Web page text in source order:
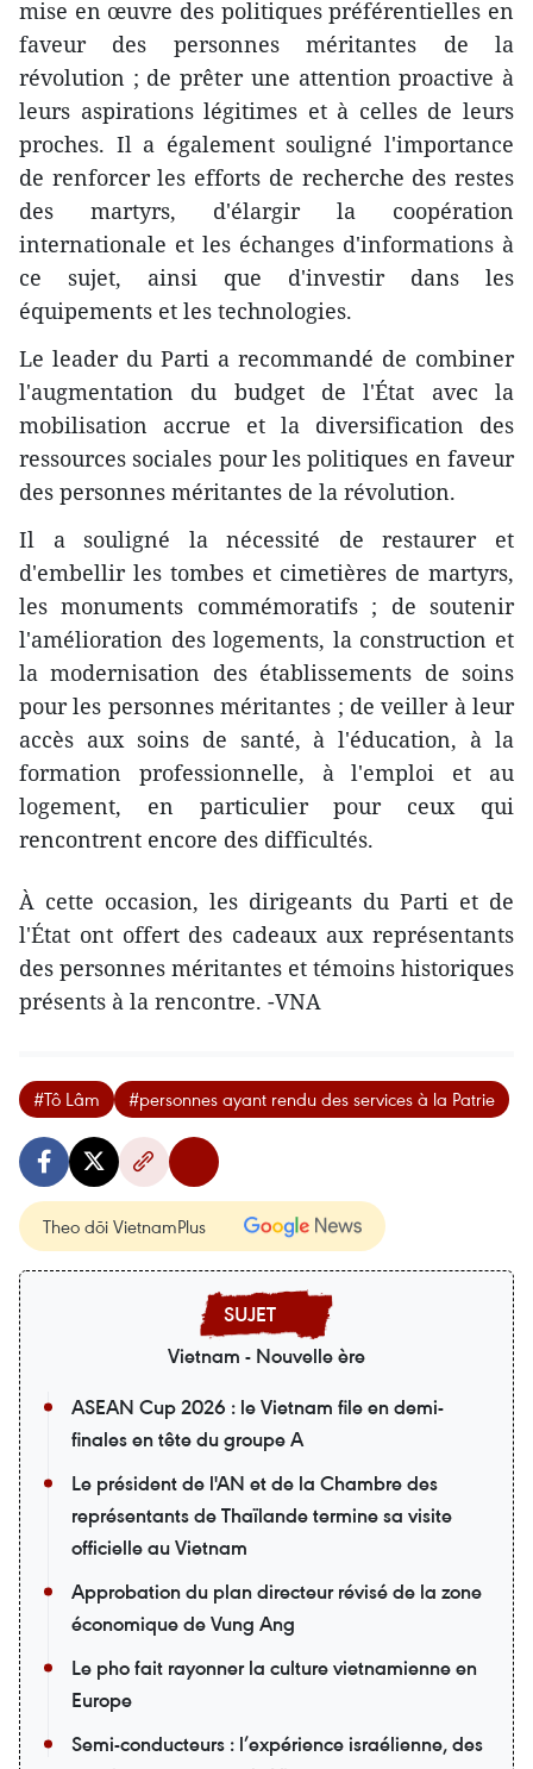
mise en œuvre des politiques préférentielles en
faveur des personnes méritantes de la
révolution ; de prêter une attention proactive à
leurs aspirations légitimes et à celles de leurs
proches. Il a également souligné l'importance
de renforcer les efforts de recherche des restes
des martyrs, d'élargir la coopération
internationale et les échanges d'informations à
ce sujet, ainsi que d'investir dans les
équipements et les technologies.
Le leader du Parti a recommandé de combiner
l'augmentation du budget de l'État avec la
mobilisation accrue et la diversification des
ressources sociales pour les politiques en faveur
des personnes méritantes de la révolution.
Il a souligné la nécessité de restaurer et
d'embellir les tombes et cimetières de martyrs,
les monuments commémoratifs ; de soutenir
l'amélioration des logements, la construction et
la modernisation des établissements de soins
pour les personnes méritantes ; de veiller à leur
accès aux soins de santé, à l'éducation, à la
formation professionnelle, à l'emploi et au
logement, en particulier pour ceux qui
rencontrent encore des difficultés.
À cette occasion, les dirigeants du Parti et de
l'État ont offert des cadeaux aux représentants
des personnes méritantes et témoins historiques
présents à la rencontre. -VNA
#Tô Lâm #personnes ayant rendu des services à la Patrie
Theo dõi VietnamPlus
Vietnam - Nouvelle ère
ASEAN Cup 2026 : le Vietnam file en demi-
finales en tête du groupe A
Le président de l'AN et de la Chambre des
représentants de Thaïlande termine sa visite
officielle au Vietnam
Approbation du plan directeur révisé de la zone
économique de Vung Ang
Le pho fait rayonner la culture vietnamienne en
Europe
Semi-conducteurs : l’expérience israélienne, des